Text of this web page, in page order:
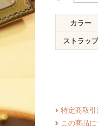
カラー
ストラップ
特定商取
この商品